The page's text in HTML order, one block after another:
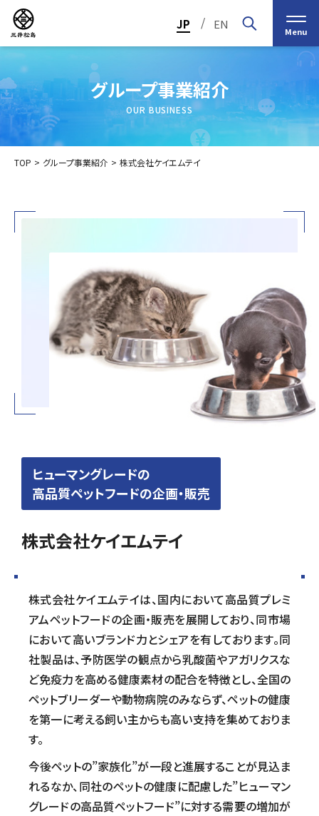
Menu
中期経営計画2030
会社沿革 役員紹介
グループ企業一覧
CMギャラリー
投資家（IR）情報
業績・財務情報 IRカレンダー
決算短信 有価証券報告書
その他開示資料
株主・株式情報
配当について 株主総会のご案内
株式取得手続きについて 株主優待制度のご案内
FISCO社による当社レポート
シェアードリサーチ社による
よくあるご質問 免責事項
グループ事業紹介一覧 日本ストロー株式会社
株式会社明光商会 株式会社ケイエムテイ
MOS株式会社
三生電子株式会社
日本カタン株式会社 株式会社プラスワンテクノ
ゼクサスチェン株式会社 株式会社
株式会社エム・アール・エフ
港倶楽部オペレーションズ
サステナビリティへの取り組み
トップメッセージ
社員インタビュー 私たちについて
働く環境 募集要項
グループ事業紹介
OUR BUSINESS
JP EN
/
TOP グループ事業紹介 株式会社ケイエムテイ
ヒューマングレードの
高品質ペットフードの企画・販売
株式会社ケイエムテイ
株式会社ケイエムテイは、国内において高品質プレミ
アムペットフードの企画・販売を展開しており、同市場
において高いブランド力とシェアを有しております。同
社製品は、予防医学の観点から乳酸菌やアガリクスな
ど免疫力を高める健康素材の配合を特徴とし、全国の
ペットブリーダーや動物病院のみならず、ペットの健康
を第一に考える飼い主からも高い支持を集めておりま
す。
今後ペットの”家族化”が一段と進展することが見込ま
れるなか、同社のペットの健康に配慮した”ヒューマン
グレードの高品質ペットフード”に対する需要の増加が